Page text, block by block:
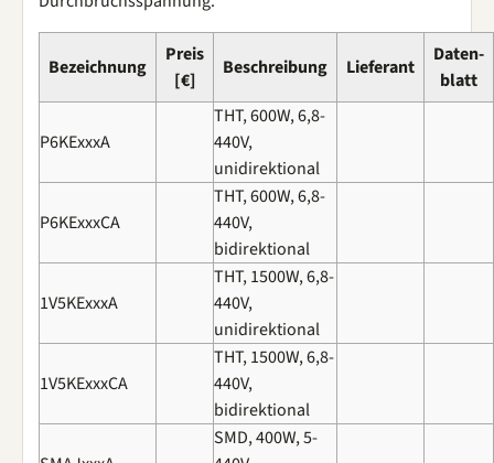
Bezeichnung
Preis
[€]
Beschreibung Lieferant
Daten-
blatt
P6KExxxA
THT, 600W, 6,8-
440V,
unidirektional
P6KExxxCA
THT, 600W, 6,8-
440V,
bidirektional
1V5KExxxA
THT, 1500W, 6,8-
440V,
unidirektional
1V5KExxxCA
THT, 1500W, 6,8-
440V,
bidirektional
SMD, 400W, 5-